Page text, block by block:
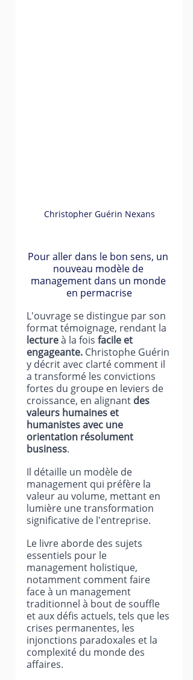
Christopher Guérin Nexans
Pour aller dans le bon sens, un
nouveau modèle de
management dans un monde
en permacrise
L'ouvrage se distingue par son
format témoignage, rendant la
lecture à la fois facile et
engageante. Christophe Guérin
y décrit avec clarté comment il
a transformé les convictions
fortes du groupe en leviers de
croissance, en alignant des
valeurs humaines et
humanistes avec une
orientation résolument
business.
Il détaille un modèle de
management qui préfère la
valeur au volume, mettant en
lumière une transformation
significative de l'entreprise.
Le livre aborde des sujets
essentiels pour le
management holistique,
notamment comment faire
face à un management
traditionnel à bout de souffle
et aux défis actuels, tels que les
crises permanentes, les
injonctions paradoxales et la
complexité du monde des
affaires.